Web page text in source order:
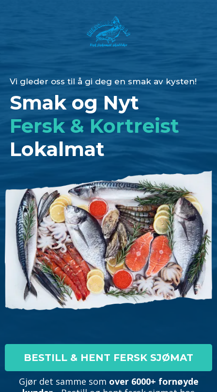
Vi gleder oss til å gi deg en smak av kysten!
Smak og Nyt
Fersk & Kortreist
Lokalmat
BESTILL & HENT FERSK SJØMAT
Gjør det samme som over 6000+ fornøyde